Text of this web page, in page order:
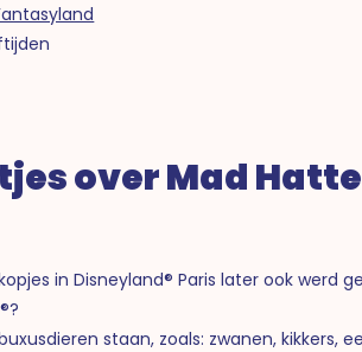
over Mad
in Disneyland® Paris later ook werd
staan, zoals: zwanen, kikkers,